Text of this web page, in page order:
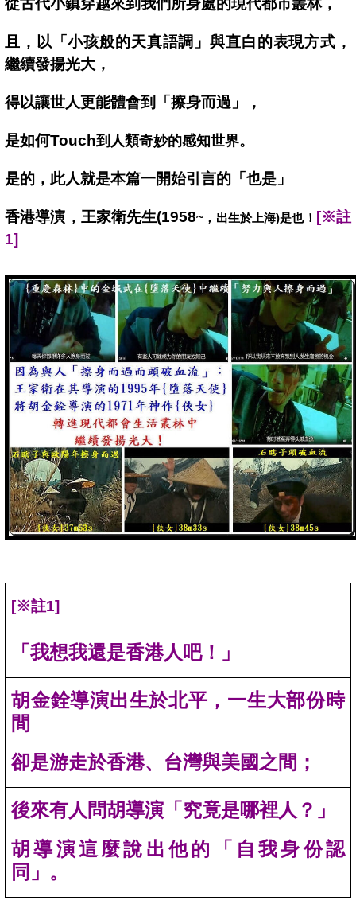
從古代小鎮穿越來到我們所身處的現代都市叢林，
且，以「小孩般的天真語調」與直白的表現方式，
繼續發揚光大，
得以讓世人更能體會到「擦身而過」，
是如何Touch到人類奇妙的感知世界。
是的，此人就是本篇一開始引言的 「也是」
香港導演，王家衛先生(1958~，出生於上海)是也！ [※註
1]
[※註1]
「我想我還是香港人吧！」
胡金銓導演出生於北平，一生大部份時
間
卻是游走於香港、台灣與美國之間；
後來有人問胡導演「究竟是哪裡人？」
胡導演這麼說出他的「自我身份認
同」。